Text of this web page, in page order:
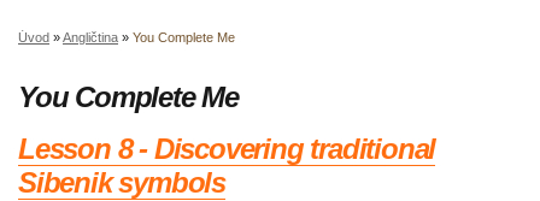
Úvod »Angličtina » You Complete Me
You Complete Me
Lesson 8 - Discovering traditional
Sibenik symbols